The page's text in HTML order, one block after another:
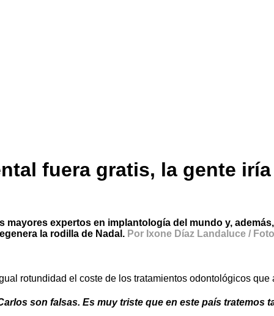
fuera gratis, la gente
mayores expertos en implantología del mundo y,
la rodilla de Nadal. Por Ixone Díaz Landaluce /
rotundidad el coste de los tratamientos odontológicos que
son falsas. Es muy triste que en este país tratemos